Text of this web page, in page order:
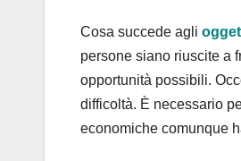
Cosa succede agli
persone siano riuscite a
opportunità possibili.
difficoltà. È necessario
economiche comunque